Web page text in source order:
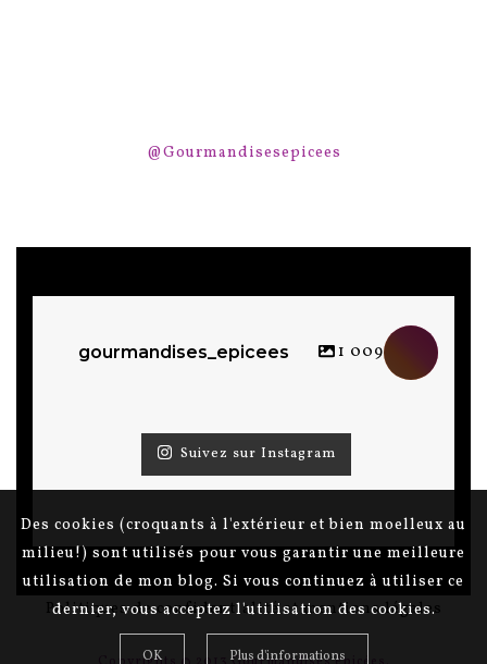
@Gourmandisesepicees
gourmandises_epicees 1 009
Suivez sur Instagram
Politiques de confidentialité et mentions légales
Des cookies (croquants à l'extérieur et bien moelleux au
milieu!) sont utilisés pour vous garantir une meilleure
utilisation de mon blog. Si vous continuez à utiliser ce
dernier, vous acceptez l'utilisation des cookies.
OK Plus d'informations